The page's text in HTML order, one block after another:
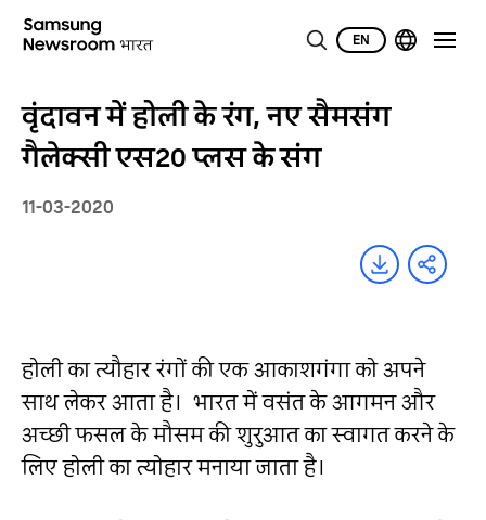
EN
वृंदावन में होली के रंग, नए सैमसंग
गैलेक्सी एस20 प्लस के संग
11-03-2020
होली का त्यौहार रंगों की एक आकाशगंगा को अपने
साथ लेकर आता है। भारत में वसंत के आगमन और
अच्छी फसल के मौसम की शुरुआत का स्वागत करने के
लिए होली का त्योहार मनाया जाता है।